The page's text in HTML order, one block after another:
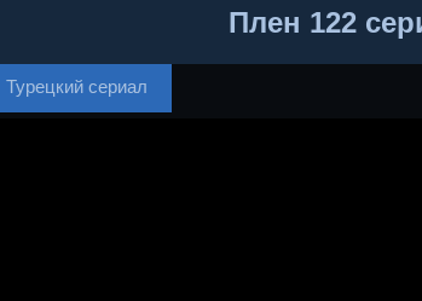
Плен 122
Турецкий сериал